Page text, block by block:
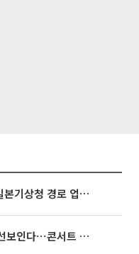
태풍 '돌핀' 오키나와 접근…일본기상청 경로 업데이트
빅뱅, 20주년 기념 '새 뱅봉' 선보인다⋯콘서트 앞두고 팝업 개최